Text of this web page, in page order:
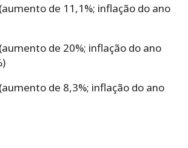
de 11,1%; inflação do ano
de 20%; inflação do ano
de 8,3%; inflação do ano